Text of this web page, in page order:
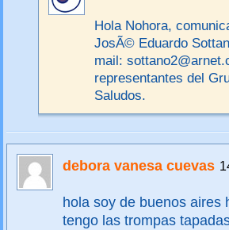
Hola Nohora,
JosÃ© Eduardo
mail:
representantes del
Saludos.
debora vanesa cuevas
hola soy de buenos aires
tengo las trompas